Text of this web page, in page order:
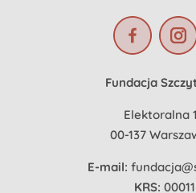
Fundacja
Elektoralna
00-137
E-mail:
KRS: